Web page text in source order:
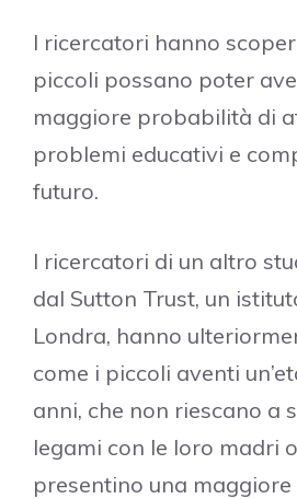
I ricercatori hanno
piccoli possano poter
maggiore probabilità di
problemi educativi e
futuro.
I ricercatori di un altro
dal Sutton Trust, un
Londra, hanno
come i piccoli aventi
anni, che non riescano a
legami con le loro madri
presentino una